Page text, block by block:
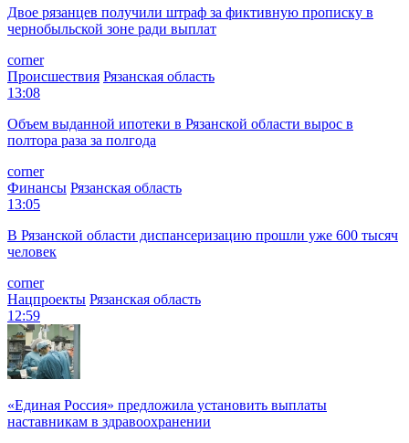
Двое рязанцев получили штраф за фиктивную прописку в
чернобыльской зоне ради выплат
corner
Происшествия Рязанская область
13:08
Объем выданной ипотеки в Рязанской области вырос в
полтора раза за полгода
corner
Финансы Рязанская область
13:05
В Рязанской области диспансеризацию прошли уже 600 тысяч
человек
corner
Нацпроекты Рязанская область
12:59
«Единая Россия» предложила установить выплаты
наставникам в здравоохранении